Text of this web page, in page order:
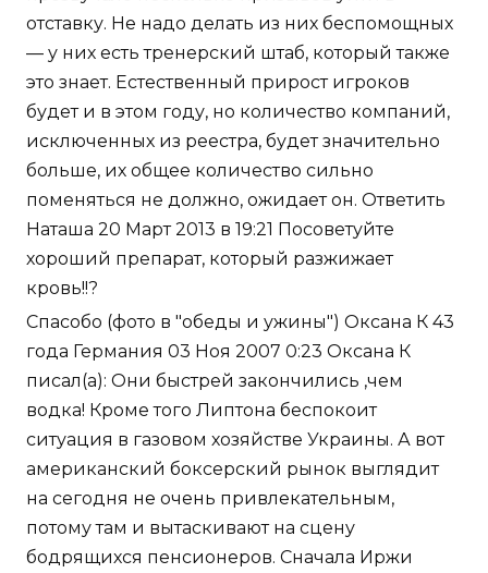
отставку. Не надо делать из них беспомощных
— у них есть тренерский штаб, который также
это знает. Естественный прирост игроков
будет и в этом году, но количество компаний,
исключенных из реестра, будет значительно
больше, их общее количество сильно
поменяться не должно, ожидает он. Ответить
Наташа 20 Март 2013 в 19:21 Посоветуйте
хороший препарат, который разжижает
кровь!!?
Спасобо (фото в "обеды и ужины") Оксана К 43
года Германия 03 Ноя 2007 0:23 Оксана К
писал(а): Они быстрей закончились ,чем
водка! Кроме того Липтона беспокоит
ситуация в газовом хозяйстве Украины. А вот
американский боксерский рынок выглядит
на сегодня не очень привлекательным,
потому там и вытаскивают на сцену
бодрящихся пенсионеров. Сначала Иржи